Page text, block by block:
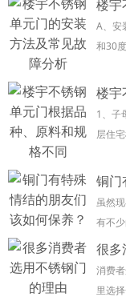
A、安
和30
支架
1、子
层住
要通
铜门
虽然
有不
在日
很多
消费
里选